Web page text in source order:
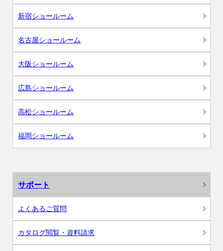
新宿ショールーム
名古屋ショールーム
大阪ショールーム
広島ショールーム
高松ショールーム
福岡ショールーム
サポート
よくあるご質問
カタログ閲覧・資料請求